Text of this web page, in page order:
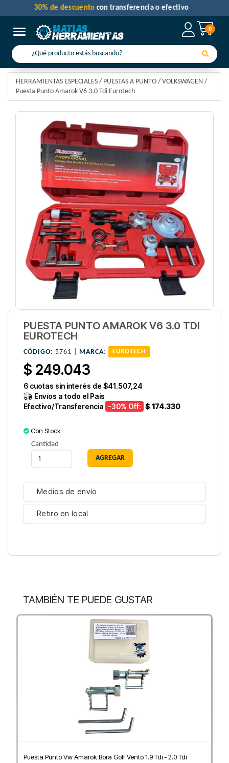
0
Toggle navigation
30% de descuentocon transferencia o efectivo
HERRAMIENTAS ESPECIALES / PUESTAS A PUNTO / VOLKSWAGEN /
Puesta Punto Amarok V6 3.0 Tdi Eurotech
PUESTA PUNTO AMAROK V6 3.0 TDI
EUROTECH
CÓDIGO: 5761 | MARCA: EUROTECH
$ 249.043
6 cuotas sin interés de $41.507,24
Envíos a todo el País
Efectivo/Transferencia -30% Off: $ 174.330
Con Stock
Cantidad
Medios de envío
Retiro en local
TAMBIÉN TE PUEDE GUSTAR
Puesta Punto Vw Amarok Bora Golf Vento 1.9 Tdi - 2.0 Tdi